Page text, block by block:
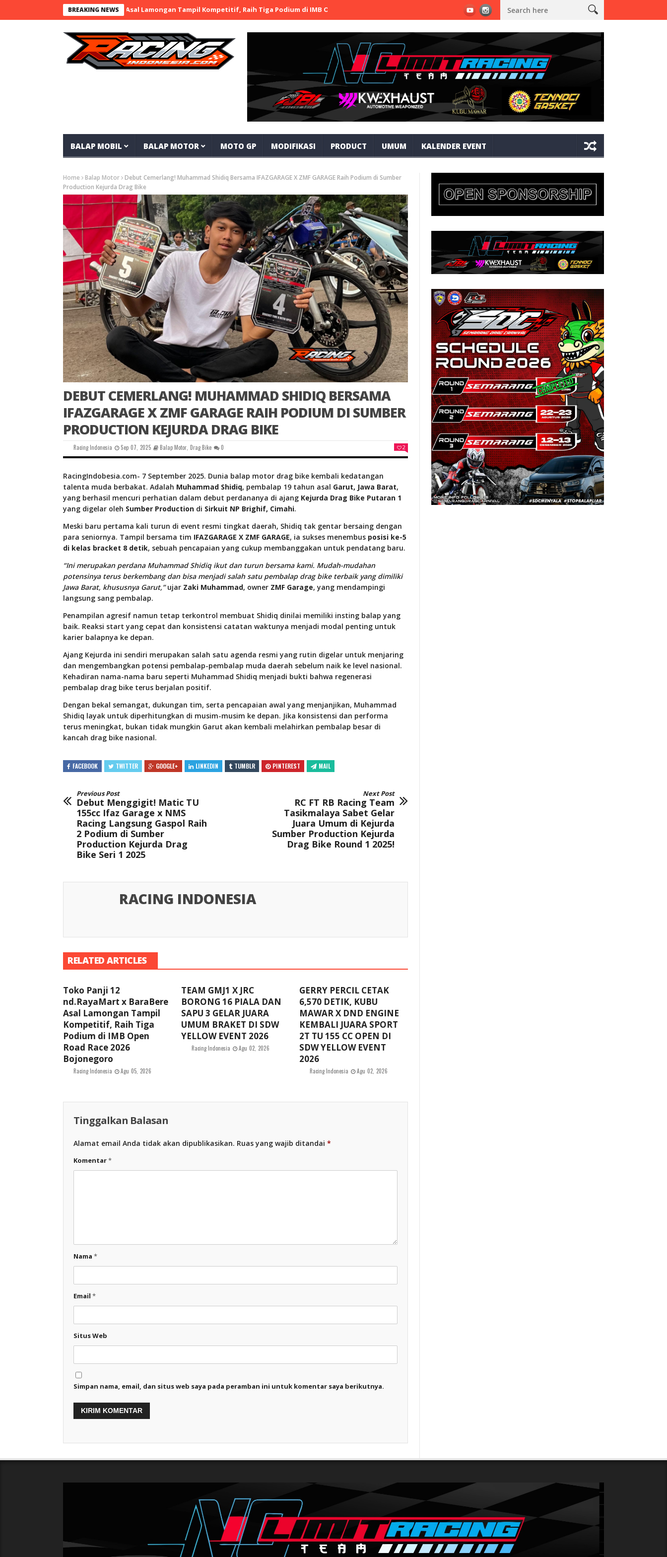
BREAKING NEWS
12 nd.RayaMart x BaraBere Asal Lamongan Tampil Kompetitif, Raih Tiga Podium di IMB Open Road Race 2026 Bojonegoro TEAM GMJ1 X JRC BORONG 16 PIALA DAN SAPU 3 GELAR JUARA UMUM
BALAP MOBIL BALAP MOTOR MOTO GP MODIFIKASI PRODUCT UMUM KALENDER EVENT
Home Balap Motor Debut Cemerlang! Muhammad Shidiq Bersama IFAZGARAGE X ZMF GARAGE Raih Podium di Sumber
Production Kejurda Drag Bike
DEBUT CEMERLANG! MUHAMMAD SHIDIQ BERSAMA
IFAZGARAGE X ZMF GARAGE RAIH PODIUM DI SUMBER
PRODUCTION KEJURDA DRAG BIKE
Racing Indonesia Sep 07, 2025 Balap Motor Drag Bike 0 2
RacingIndobesia.com- 7 September 2025. Dunia balap motor drag bike kembali kedatangan
talenta muda berbakat. Adalah Muhammad Shidiq, pembalap 19 tahun asal Garut, Jawa Barat,
yang berhasil mencuri perhatian dalam debut perdananya di ajang Kejurda Drag Bike Putaran 1
yang digelar oleh Sumber Production di Sirkuit NP Brighif, Cimahi.
Meski baru pertama kali turun di event resmi tingkat daerah, Shidiq tak gentar bersaing dengan
para seniornya. Tampil bersama tim IFAZGARAGE X ZMF GARAGE, ia sukses menembus posisi ke-5
di kelas bracket 8 detik, sebuah pencapaian yang cukup membanggakan untuk pendatang baru.
“Ini merupakan perdana Muhammad Shidiq ikut dan turun bersama kami. Mudah-mudahan
potensinya terus berkembang dan bisa menjadi salah satu pembalap drag bike terbaik yang dimiliki
Jawa Barat, khususnya Garut,”ujar Zaki Muhammad, owner ZMF Garage, yang mendampingi
langsung sang pembalap.
Penampilan agresif namun tetap terkontrol membuat Shidiq dinilai memiliki insting balap yang
baik. Reaksi start yang cepat dan konsistensi catatan waktunya menjadi modal penting untuk
karier balapnya ke depan.
Ajang Kejurda ini sendiri merupakan salah satu agenda resmi yang rutin digelar untuk menjaring
dan mengembangkan potensi pembalap-pembalap muda daerah sebelum naik ke level nasional.
Kehadiran nama-nama baru seperti Muhammad Shidiq menjadi bukti bahwa regenerasi
pembalap drag bike terus berjalan positif.
Dengan bekal semangat, dukungan tim, serta pencapaian awal yang menjanjikan, Muhammad
Shidiq layak untuk diperhitungkan di musim-musim ke depan. Jika konsistensi dan performa
terus meningkat, bukan tidak mungkin Garut akan kembali melahirkan pembalap besar di
kancah drag bike nasional.
FACEBOOK TWITTER GOOGLE+ LINKEDIN TUMBLR PINTEREST MAIL
Previous Post
Debut Menggigit! Matic TU
155cc Ifaz Garage x NMS
Racing Langsung Gaspol Raih
2 Podium di Sumber
Production Kejurda Drag
Bike Seri 1 2025
Next Post
RC FT RB Racing Team
Tasikmalaya Sabet Gelar
Juara Umum di Kejurda
Sumber Production Kejurda
Drag Bike Round 1 2025!
RACING INDONESIA
RELATED ARTICLES
Toko Panji 12
nd.RayaMart x BaraBere
Asal Lamongan Tampil
Kompetitif, Raih Tiga
Podium di IMB Open
Road Race 2026
Bojonegoro
Racing Indonesia Agu 05, 2026
TEAM GMJ1 X JRC
BORONG 16 PIALA DAN
SAPU 3 GELAR JUARA
UMUM BRAKET DI SDW
YELLOW EVENT 2026
Racing Indonesia Agu 02, 2026
GERRY PERCIL CETAK
6,570 DETIK, KUBU
MAWAR X DND ENGINE
KEMBALI JUARA SPORT
2T TU 155 CC OPEN DI
SDW YELLOW EVENT
2026
Racing Indonesia Agu 02, 2026
Tinggalkan Balasan
Alamat email Anda tidak akan dipublikasikan. Ruas yang wajib ditandai *
Komentar*
Nama *
Email *
Situs Web
Simpan nama, email, dan situs web saya pada peramban ini untuk komentar saya berikutnya.